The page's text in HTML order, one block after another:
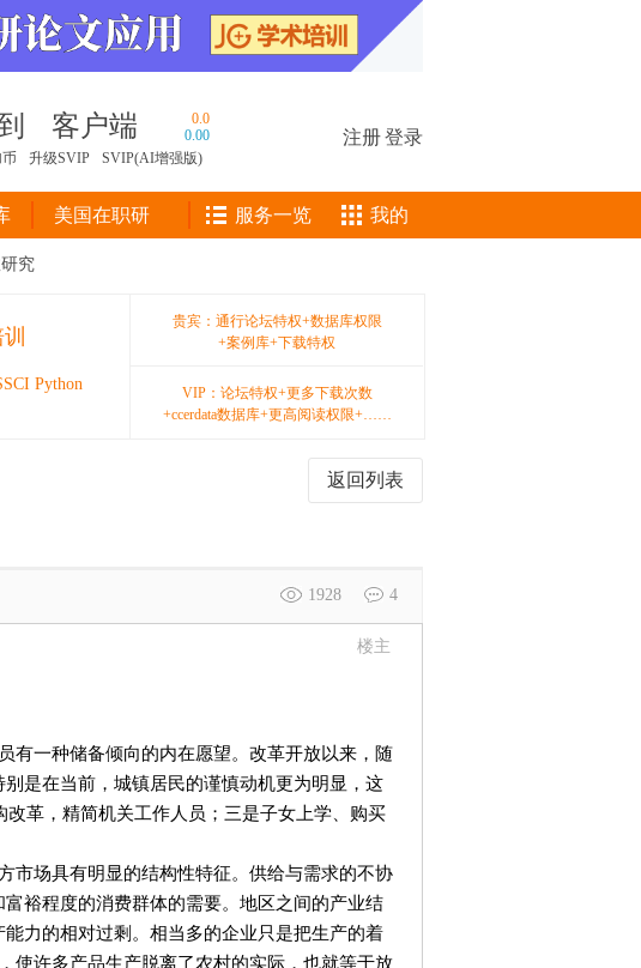
客户端
0.0
0.00
升级SVIP SVIP(AI增强版)
注册登录
美国在职研 服务一览 我的
究
Python
贵宾：通行论坛特权+数据库权限
+案例库+下载特权
VIP：论坛特权+更多下载次数
+ccerdata数据库+更高阅读权限+……
返回列表
1928 4
楼主
一种储备倾向的内在愿望。改革开放以来，随
是在当前，城镇居民的谨慎动机更为明显，这
革，精简机关工作人员；三是子女上学、购买
场具有明显的结构性特征。供给与需求的不协
裕程度的消费群体的需要。地区之间的产业结
力的相对过剩。相当多的企业只是把生产的着
使许多产品生产脱离了农村的实际，也就等于放